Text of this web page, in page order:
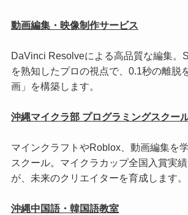
動画編集・映像制作サービス
DaVinci Resolveによる高品質な編集。
を熟知したプロの視点で、0.1秒の離脱
画」を構築します。
沖縄マイクラ部 プログラミングスクー
マインクラフトやRoblox、動画編集を
スクール。マイクラカップ全国入賞実
が、未来のクリエイターを育成します。
沖縄中国語・韓国語教室